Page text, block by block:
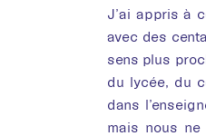
J’ai appris à
avec des
sens plus
du lycée, du
dans
mais nous ne